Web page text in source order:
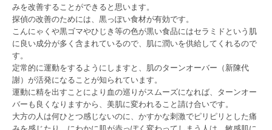
みを改善することができると思います。
探偵の改善のためには、黒っぽい食材が有効です。
こんにゃくや黒ゴマやひじき等の色が黒い食品にはセラミドという肌
に良い成分が多く含まれているので、肌に潤いを供給してくれるので
す。
定常的に運動をするようにしますと、肌のターンオーバー（新陳代
謝）が活発になることが知られています。
運動に精を出すことにより血の巡りがスムーズになれば、ターンオー
バーも良くなりますから、美肌に変われること請け合いです。
大方の人は何ひとつ感じないのに、かすかな刺激でピリピリとした痛